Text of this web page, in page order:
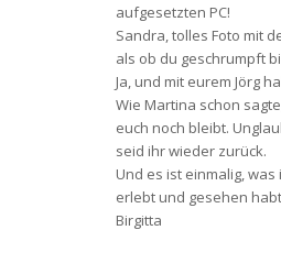
aufgesetzten PC!
Sandra, tolles Foto mit
als ob du geschrumpft
Ja, und mit eurem Jörg
Wie Martina schon
euch noch bleibt.
seid ihr wieder zurück.
Und es ist einmalig,
erlebt und gesehen
Birgitta